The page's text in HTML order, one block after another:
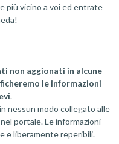
più vicino a voi ed entrate
non aggionati in alcune
le informazioni
.
nessun modo collegato alle
portale. Le informazioni
e liberamente reperibili.